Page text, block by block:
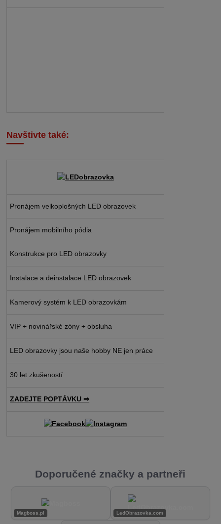
Navštivte také:
Pronájem velkoplošných LED obrazovek
Pronájem mobilního pódia
Konstrukce pro LED obrazovky
Instalace a deinstalace LED obrazovek
Kamerový systém k LED obrazovkám
VIP + novinářské zóny + obsluha
LED obrazovky jsou naše hobby NE jen práce
30 let zkušeností
ZADEJTE POPTÁVKU ⇒
Doporučené značky a partneři
Magboss.pl LedObrazovka.com